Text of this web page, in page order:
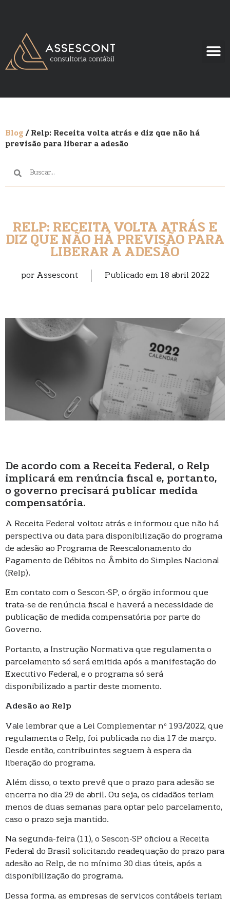
Blog/ Relp: Receita volta atrás e diz que não há
previsão para liberar a adesão
RELP: RECEITA VOLTA ATRÁS E
DIZ QUE NÃO HÁ PREVISÃO PARA
LIBERAR A ADESÃO
por Assescont Publicado em 18 abril 2022
De acordo com a Receita Federal, o Relp
implicará em renúncia fiscal e, portanto,
o governo precisará publicar medida
compensatória.
A Receita Federal voltou atrás e informou que não há
perspectiva ou data para disponibilização do programa
de adesão ao Programa de Reescalonamento do
Pagamento de Débitos no Âmbito do Simples Nacional
(Relp).
Em contato com o Sescon-SP, o órgão informou que
trata-se de renúncia fiscal e haverá a necessidade de
publicação de medida compensatória por parte do
Governo.
Portanto, a Instrução Normativa que regulamenta o
parcelamento só será emitida após a manifestação do
Executivo Federal, e o programa só será
disponibilizado a partir deste momento.
Adesão ao Relp
Vale lembrar que a Lei Complementar nº 193/2022, que
regulamenta o Relp, foi publicada no dia 17 de março.
Desde então, contribuintes seguem à espera da
liberação do programa.
Além disso, o texto prevê que o prazo para adesão se
encerra no dia 29 de abril. Ou seja, os cidadãos teriam
menos de duas semanas para optar pelo parcelamento,
caso o prazo seja mantido.
Na segunda-feira (11), o Sescon-SP oficiou a Receita
Federal do Brasil solicitando readequação do prazo para
adesão ao Relp, de no mínimo 30 dias úteis, após a
disponibilização do programa.
Dessa forma, as empresas de serviços contábeis teriam